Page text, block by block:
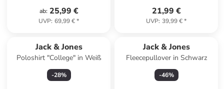
ab: 25,99 €
UVP: 69,99 €*
21,99 €
UVP: 39,99 €*
Jack & Jones
Poloshirt "College" in Weiß
-28%
Jack & Jones
Fleecepullover in Schwarz
-46%